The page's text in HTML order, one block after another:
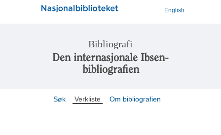
English
Bibliografi
Den internasjonale Ibsen-
bibliografien
Søk Verkliste Om bibliografien